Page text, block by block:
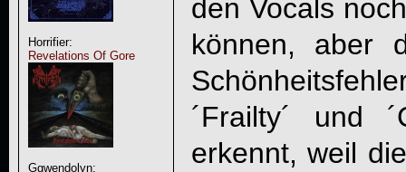
Horrifier:
Revelations Of Gore
Ggwendolyn:
den Vocals
können, aber
´Frailty´ und
erkennt, weil